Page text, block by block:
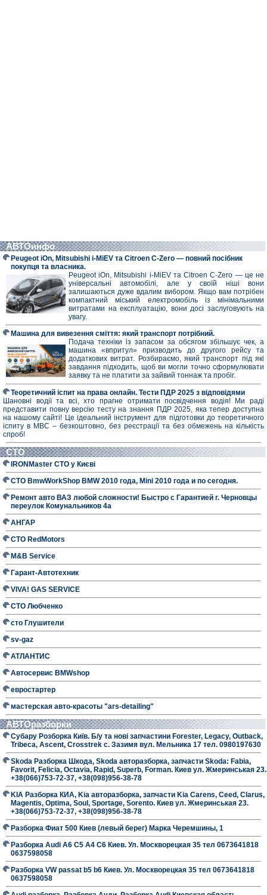
АВТОинфо
Peugeot iOn, Mitsubishi i-MiEV та Citroen C-Zero — повний посібник
покупця та власника.
Peugeot iOn, Mitsubishi i-MiEV та Citroen C-Zero — це не
універсальні автомобілі, але у своїй ніші вони
залишаються дуже вдалим вибором. Якщо вам потрібен
компактний міський електромобіль із мінімальними
витратами на експлуатацію, вони досі заслуговують на
увагу.
Машина для вивезення сміття: який транспорт потрібний.
Подача техніки із запасом за обсягом збільшує чек, а
машина «впритул» призводить до другого рейсу та
додаткових витрат. Розбираємо, який транспорт під які
завдання підходить, щоб ви могли точно сформулювати
заявку та не платити за зайвий тоннаж та пробіг.
Теоретичний іспит на права онлайн. Тести ПДР 2025 з відповідями
Шановні водії та всі, хто прагне отримати посвідчення водія! Ми раді
представити повну версію тесту на знання ПДР 2025, яка тепер доступна
на нашому сайті! Це ідеальний інструмент для підготовки до теоретичного
іспиту в МВС – безкоштовно, без реєстрації та без обмежень на кількість
спроб!
СТО
IRONMaster СТО у Києві
СТО BmwWorkShop BMW 2010 года, Mini 2010 года и по сегодня.
Ремонт авто ВАЗ любой сложности! Быстро с Гарантией г. Черновцы
переулок Комунальников 4а
АНГАР
СТО RedMotors
M&B Service
Гарант-Автотехник
VIVA! GAS SERVICE
СТО Любченко
сто Глушители
sv-gaz
АТЛАНТИС
Автосервис BMWshop
евростартер
мастерская авто-красоты "ars-detailing"
АВТОразборки
Субару Розборка Київ. Б/у та нові запчастини Forester, Legacy, Outback,
Tribeca, Ascent, Crosstrek с. Зазимя вул. Мельника 17 тел. 0980197630
Skoda Разборка Шкода, Skoda авторазборка, запчасти Skoda: Fabia,
Favorit, Felicia, Octavia, Rapid, Superb, Forman. Киев ул. Жмеринськая 23.
+38(066)753-72-37, +38(098)956-38-78
KIA Разборка КИА, Kia авторазборка, запчасти Kia Carens, Ceed, Clarus,
Magentis, Optima, Soul, Sportage, Sorento. Киев ул. Жмеринськая 23.
+38(066)753-72-37, +38(098)956-38-78
Разборка Фиат 500 Киев (левый берег) Марка Черемшины, 1
Разборка Audi A6 C5 A4 C6 Киев. Ул. Москворецкая 35 тел 0673641818
0637598058
Разборка VW passat b5 b6 Киев. Ул. Москворецкая 35 тел 0673641818
0637598058